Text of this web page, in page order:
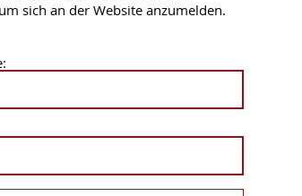
sich an der Website anzumelden.